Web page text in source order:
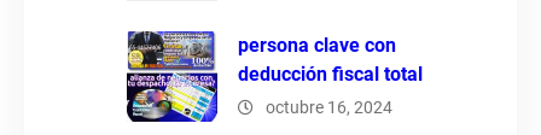
persona clave con
deducción fiscal total
octubre 16, 2024